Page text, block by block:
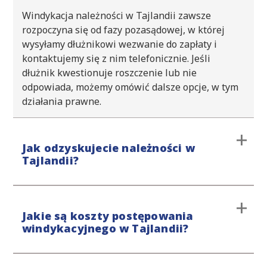
Windykacja należności w Tajlandii zawsze
rozpoczyna się od fazy pozasądowej, w której
wysyłamy dłużnikowi wezwanie do zapłaty i
kontaktujemy się z nim telefonicznie. Jeśli
dłużnik kwestionuje roszczenie lub nie
odpowiada, możemy omówić dalsze opcje, w tym
działania prawne.
Jak odzyskujecie należności w
Tajlandii?
przedsądowego, unikając interwencji sądu. Jeśli
windykacja polubowna nie przyniesie
Jakie są koszty postępowania
windykacyjnego w Tajlandii?